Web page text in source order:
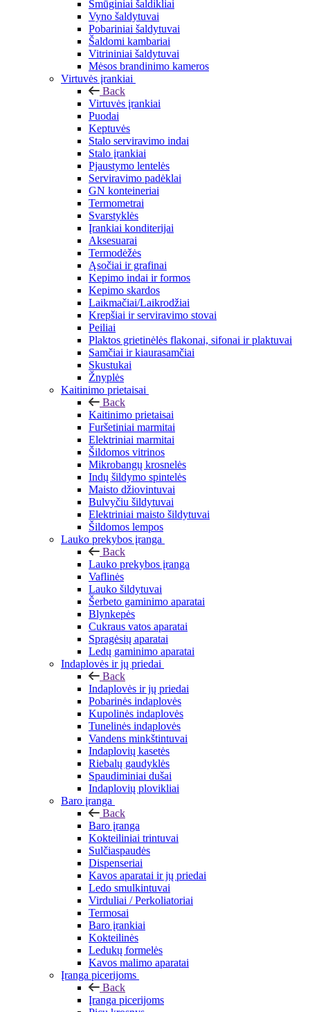
Smūginiai šaldikliai
Vyno šaldytuvai
Pobariniai šaldytuvai
Šaldomi kambariai
Vitrininiai šaldytuvai
Mėsos brandinimo kameros
Virtuvės įrankiai
Back
Virtuvės įrankiai
Puodai
Keptuvės
Stalo serviravimo indai
Stalo įrankiai
Pjaustymo lentelės
Serviravimo padėklai
GN konteineriai
Termometrai
Svarstyklės
Įrankiai konditerijai
Aksesuarai
Termodėžės
Ąsočiai ir grafinai
Kepimo indai ir formos
Kepimo skardos
Laikmačiai/Laikrodžiai
Krepšiai ir serviravimo stovai
Peiliai
Plaktos grietinėlės flakonai, sifonai ir plaktuvai
Samčiai ir kiaurasamčiai
Skustukai
Žnyplės
Kaitinimo prietaisai
Back
Kaitinimo prietaisai
Furšetiniai marmitai
Elektriniai marmitai
Šildomos vitrinos
Mikrobangų krosnelės
Indų šildymo spintelės
Maisto džiovintuvai
Bulvyčiu šildytuvai
Elektriniai maisto šildytuvai
Šildomos lempos
Lauko prekybos įranga
Back
Lauko prekybos įranga
Vaflinės
Lauko šildytuvai
Šerbeto gaminimo aparatai
Blynkepės
Cukraus vatos aparatai
Spragėsių aparatai
Ledų gaminimo aparatai
Indaplovės ir jų priedai
Back
Indaplovės ir jų priedai
Pobarinės indaplovės
Kupolinės indaplovės
Tunelinės indaplovės
Vandens minkštintuvai
Indaplovių kasetės
Riebalų gaudyklės
Spaudiminiai dušai
Indaplovių plovikliai
Baro įranga
Back
Baro įranga
Kokteiliniai trintuvai
Sulčiaspaudės
Dispenseriai
Kavos aparatai ir jų priedai
Ledo smulkintuvai
Virduliai / Perkoliatoriai
Termosai
Baro įrankiai
Kokteilinės
Ledukų formelės
Kavos malimo aparatai
Įranga picerijoms
Back
Įranga picerijoms